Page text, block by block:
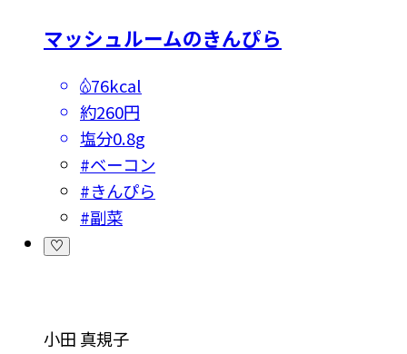
マッシュルームのきんぴら
76kcal
約260円
塩分0.8g
#ベーコン
#きんぴら
#副菜
小田 真規子